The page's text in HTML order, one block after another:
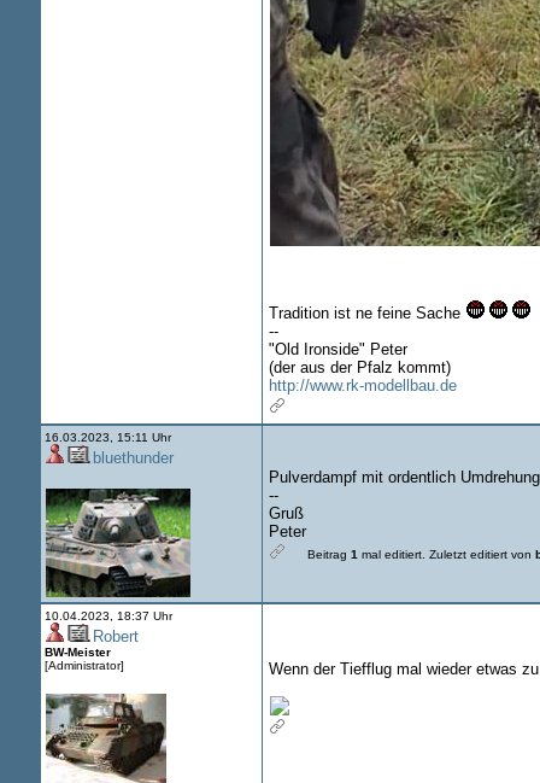
Tradition ist ne feine Sache
--
"Old Ironside" Peter
(der aus der Pfalz kommt)
http://www.rk-modellbau.de
16.03.2023, 15:11 Uhr
bluethunder
Pulverdampf mit ordentlich
--
Gruß
Peter
Beitrag1 mal editiert.Zuletzt editiert von
10.04.2023, 18:37 Uhr
Robert
BW-Meister
[Administrator]
Wenn der Tiefflug mal wieder etwas